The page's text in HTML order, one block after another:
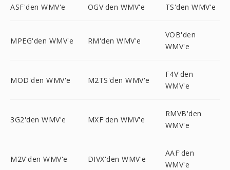
ASF'den WMV'e OGV'den WMV'e TS'den WMV'e
MPEG'den WMV'e RM'den WMV'e
VOB'den
WMV'e
MOD'den WMV'e M2TS'den WMV'e
F4V'den
WMV'e
3G2'den WMV'e MXF'den WMV'e
RMVB'den
WMV'e
M2V'den WMV'e DIVX'den WMV'e
AAF'den
WMV'e